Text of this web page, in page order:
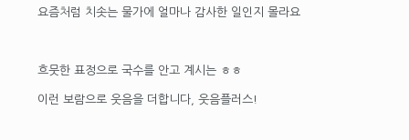
요즘처럼 치솟는 물가에 얼마나 감사한 일인지 몰라요
흐뭇한 표정으로 국수를 안고 계시는 ㅎㅎ
이런 보람으로 웃음을 더합니다, 웃음플러스!